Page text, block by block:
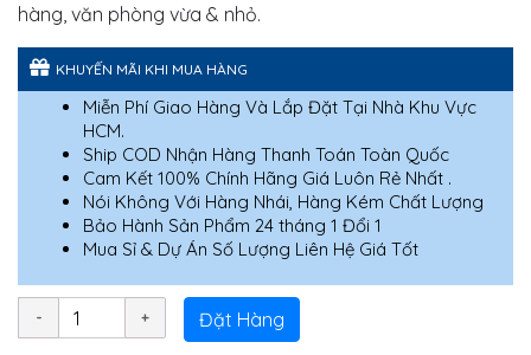
hàng, văn phòng vừa & nhỏ.
KHUYẾN MÃI KHI MUA HÀNG
Miễn Phí Giao Hàng Và Lắp Đặt Tại Nhà Khu Vực
HCM.
Ship COD Nhận Hàng Thanh Toán Toàn Quốc
Cam Kết 100% Chính Hãng Giá Luôn Rẻ Nhất .
Nói Không Với Hàng Nhái, Hàng Kém Chất Lượng
Bảo Hành Sản Phẩm 24 tháng 1 Đổi 1
Mua Sỉ & Dự Án Số Lượng Liên Hệ Giá Tốt
Đặt Hàng